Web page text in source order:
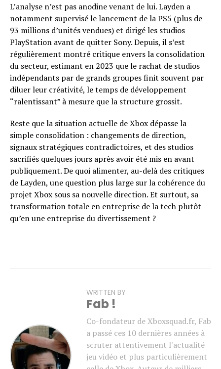
L’analyse n’est pas anodine venant de lui. Layden a
notamment supervisé le lancement de la PS5 (plus de
93 millions d’unités vendues) et dirigé les studios
PlayStation avant de quitter Sony. Depuis, il s’est
régulièrement montré critique envers la consolidation
du secteur, estimant en 2023 que le rachat de studios
indépendants par de grands groupes finit souvent par
diluer leur créativité, le temps de développement
“ralentissant” à mesure que la structure grossit.
Reste que la situation actuelle de Xbox dépasse la
simple consolidation : changements de direction,
signaux stratégiques contradictoires, et des studios
sacrifiés quelques jours après avoir été mis en avant
publiquement. De quoi alimenter, au-delà des critiques
de Layden, une question plus large sur la cohérence du
projet Xbox sous sa nouvelle direction. Et surtout, sa
transformation totale en entreprise de la tech plutôt
qu’en une entreprise du divertissement ?
WRITTEN BY
Fab !
Co-fondateur de Xboxsquad.fr, Fab
a passé ces 10 dernières années à
scruter attentivement l'actualité
jeu vidéo et plus particulièrement